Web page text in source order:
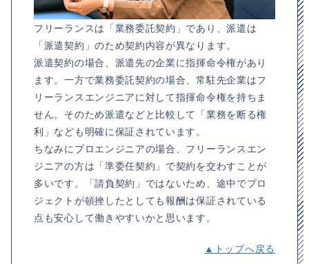
フリーランスは「業務委託契約」であり、派遣は
「派遣契約」のため契約内容が異なります。
派遣契約の場合、派遣先の企業に指揮命令権があり
ます。一方で業務委託契約の場合、常駐先企業はフ
リーランスエンジニアに対して指揮命令権を持ちま
せん。そのため派遣などと比較して「業務を断る権
利」なども明確に保証されています。
ちなみにプロエンジニアの場合、フリーランスエン
ジニアの方は「準委任契約」で契約を交わすことが
多いです。「請負契約」ではないため、途中でプロ
ジェクトが頓挫したとしても報酬は保証されている
点も安心して働きやすいかと思います。
▲トップへ戻る